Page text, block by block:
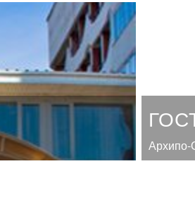
Архипо-